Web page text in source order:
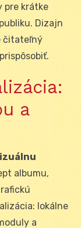
pre krátke
Dizajn
čitateľný
a
albumu,
lokálne
a